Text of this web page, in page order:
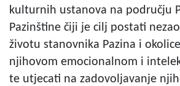
kulturnih ustanova na području
Pazinštine čiji je cilj postati
životu stanovnika Pazina i
njihovom emocionalnom i
te utjecati na zadovoljavanje